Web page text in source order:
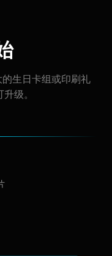
生日卡组或印刷礼
级。